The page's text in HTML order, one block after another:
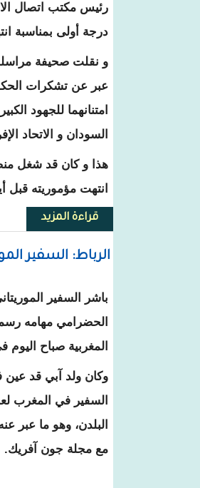
رئيس مكتب اتصال
درجة أولى بمناسبة
و نقلت صحيفة
عبر عن تشكرات
امتنانهما للجهود
السودان و الاتحاد
انتهت مؤموريته قبل
قراءة المزيدحول
الرباط: السفير
باشر السفير
الحضرامي مهامه
المغربية صباح اليوم
السفير في المغرب
البلدن، وهو ما عبر
مع مجلة جون آفريك.